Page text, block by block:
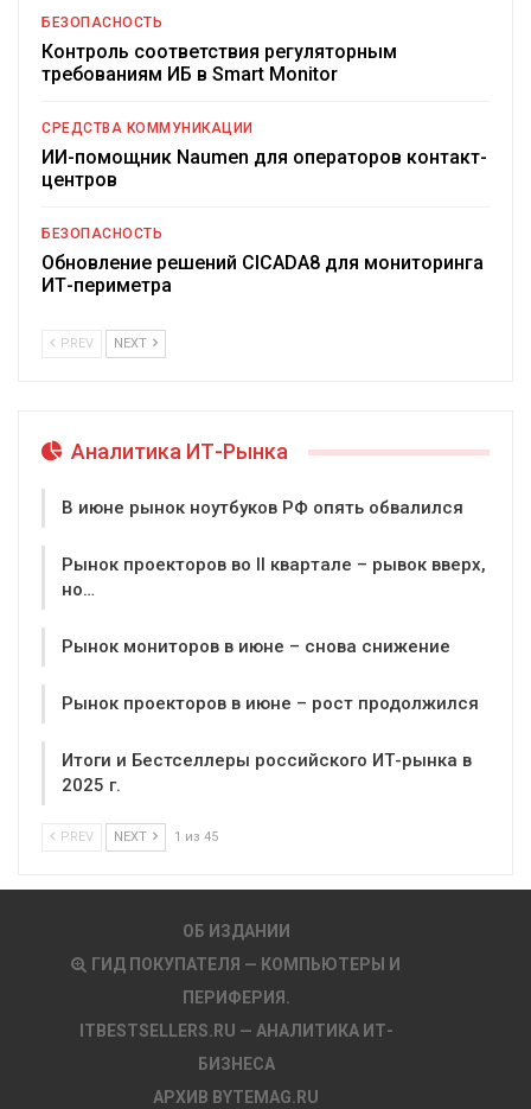
БЕЗОПАСНОСТЬ
Контроль соответствия регуляторным
требованиям ИБ в Smart Monitor
СРЕДСТВА КОММУНИКАЦИИ
ИИ-помощник Naumen для операторов контакт-
центров
БЕЗОПАСНОСТЬ
Обновление решений CICADA8 для мониторинга
ИТ-периметра
PREV NEXT
Аналитика ИТ-Рынка
В июне рынок ноутбуков РФ опять обвалился
Рынок проекторов во II квартале – рывок вверх,
но…
Рынок мониторов в июне – снова снижение
Рынок проекторов в июне – рост продолжился
Итоги и Бестселлеры российского ИТ-рынка в
2025 г.
PREV NEXT 1 из 45
ОБ ИЗДАНИИ
ГИД ПОКУПАТЕЛЯ — КОМПЬЮТЕРЫ И
ПЕРИФЕРИЯ.
ITBESTSELLERS.RU — АНАЛИТИКА ИТ-
БИЗНЕСА
АРХИВ BYTEMAG.RU